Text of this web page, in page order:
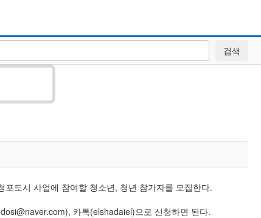
검색
포도시 사업에 참여할 청소년, 청년 참가자를 모집한다.
카톡(elshadaiel)으로 신청하면 된다.